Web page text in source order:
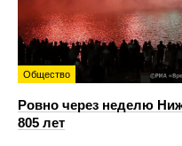
Общество
Ровно через неделю
805 лет